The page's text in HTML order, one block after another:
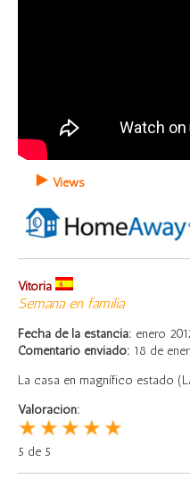
Views
Vitoria
Semana en familia
Fecha de la estancia: enero
Comentario enviado: 18 de
La casa en magnífico estado
Valoración:
5 de 5